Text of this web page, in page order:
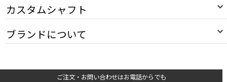
カスタムシャフト
ブランドについて
ご注文・お問い合わせはお電話からでも